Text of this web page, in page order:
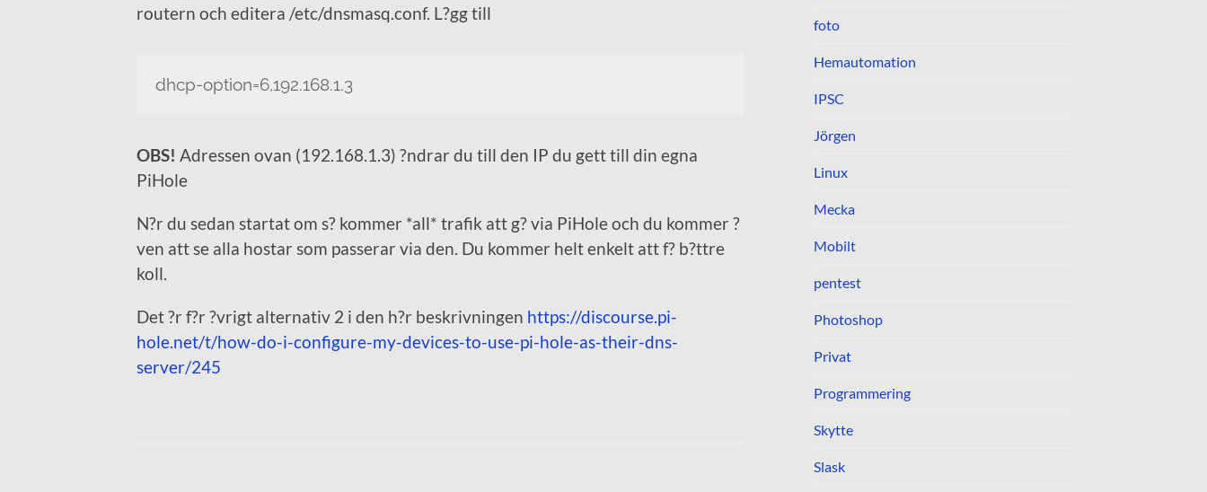
routern och editera /etc/dnsmasq.conf. L?gg till
dhcp-option=6,192.168.1.3
OBS! Adressen ovan (192.168.1.3) ?ndrar du till den IP du gett till din egna
PiHole
N?r du sedan startat om s? kommer *all* trafik att g? via PiHole och du kommer ?
ven att se alla hostar som passerar via den. Du kommer helt enkelt att f? b?ttre
koll.
Det ?r f?r ?vrigt alternativ 2 i den h?r beskrivningen https://discourse.pi-
hole.net/t/how-do-i-configure-my-devices-to-use-pi-hole-as-their-dns-
server/245
foto
Hemautomation
IPSC
Jörgen
Linux
Mecka
Mobilt
pentest
Photoshop
Privat
Programmering
Skytte
Slask